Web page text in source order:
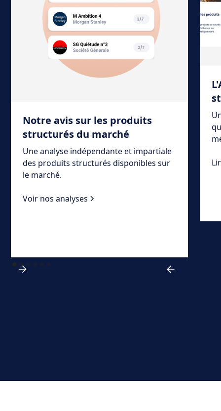
Notre avis sur les produits
structurés du marché
Une analyse indépendante et impartiale
des produits structurés disponibles sur
le marché.
Voir nos analyses